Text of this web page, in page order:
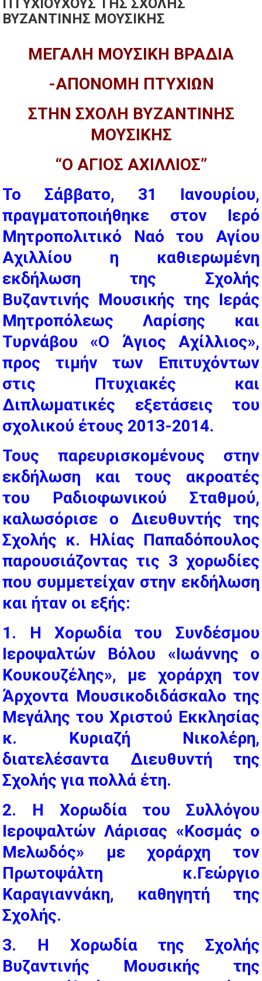
ΠΤΥΧΙΟΥΧΟΥΣ ΤΗΣ ΣΧΟΛΗΣ
ΒΥΖΑΝΤΙΝΗΣ ΜΟΥΣΙΚΗΣ
ΜΕΓΑΛΗ ΜΟΥΣΙΚΗ ΒΡΑΔΙΑ
-ΑΠΟΝΟΜΗ ΠΤΥΧΙΩΝ
ΣΤΗΝ ΣΧΟΛΗ ΒΥΖΑΝΤΙΝΗΣ
ΜΟΥΣΙΚΗΣ
“Ο ΑΓΙΟΣ ΑΧΙΛΛΙΟΣ”
Το Σάββατο, 31 Ιανουρίου,
πραγματοποιήθηκε στον Ιερό
Μητροπολιτικό Ναό του Αγίου
Αχιλλίου η καθιερωμένη
εκδήλωση της Σχολής
Βυζαντινής Μουσικής της Ιεράς
Μητροπόλεως Λαρίσης και
Τυρνάβου «Ο Άγιος Αχίλλιος»,
προς τιμήν των Επιτυχόντων
στις Πτυχιακές και
Διπλωματικές εξετάσεις του
σχολικού έτους 2013-2014.
Τους παρευρισκομένους στην
εκδήλωση και τους ακροατές
του Ραδιοφωνικού Σταθμού,
καλωσόρισε ο Διευθυντής της
Σχολής κ. Ηλίας Παπαδόπουλος
παρουσιάζοντας τις 3 χορωδίες
που συμμετείχαν στην εκδήλωση
και ήταν οι εξής:
1. Η Χορωδία του Συνδέσμου
Ιεροψαλτών Βόλου «Ιωάννης ο
Κουκουζέλης», με χοράρχη τον
Άρχοντα Μουσικοδιδάσκαλο της
Μεγάλης του Χριστού Εκκλησίας
κ. Κυριαζή Νικολέρη,
διατελέσαντα Διευθυντή της
Σχολής για πολλά έτη.
2. Η Χορωδία του Συλλόγου
Ιεροψαλτών Λάρισας «Κοσμάς ο
Μελωδός» με χοράρχη τον
Πρωτοψάλτη κ.Γεώργιο
Καραγιαννάκη, καθηγητή της
Σχολής.
3. Η Χορωδία της Σχολής
Βυζαντινής Μουσικής της